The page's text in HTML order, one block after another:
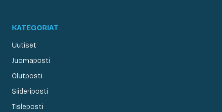
KATEGORIAT
Uutiset
Juomaposti
Olutposti
Siideriposti
Tisleposti